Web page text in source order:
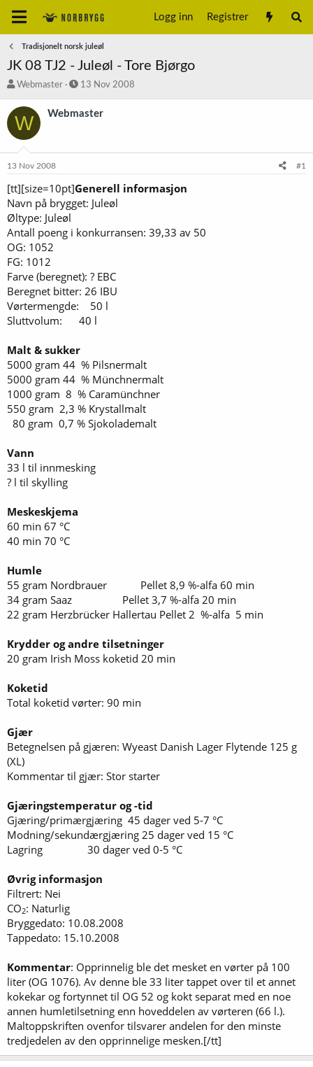
Logg inn Registrer
Tradisjonelt norsk juleøl
JK 08 TJ2 - Juleøl - Tore Bjørgo
T
å
d
t
r
Webmaster
S
a
o
13 Nov 2008
W Webmaster
13 Nov 2008 #1
[tt][size=10pt]Generell informasjon
Navn på brygget: Juleøl
Øltype: Juleøl
Antall poeng i konkurransen: 39,33 av 50
OG: 1052
FG: 1012
Farve (beregnet): ? EBC
Beregnet bitter: 26 IBU
Vørtermengde: 50 l
Sluttvolum: 40 l
Malt & sukker
5000 gram 44 % Pilsnermalt
5000 gram 44 % Münchnermalt
1000 gram 8 % Caramünchner
550 gram 2,3 % Krystallmalt
80 gram 0,7 % Sjokolademalt
Vann
33 l til innmesking
? l til skylling
Meskeskjema
60 min 67 °C
40 min 70 °C
Humle
55 gram Nordbrauer Pellet 8,9 %-alfa 60 min
34 gram Saaz Pellet 3,7 %-alfa 20 min
22 gram Herzbrücker Hallertau Pellet 2 %-alfa 5 min
Krydder og andre tilsetninger
20 gram Irish Moss koketid 20 min
Koketid
Total koketid vørter: 90 min
Gjær
Betegnelsen på gjæren: Wyeast Danish Lager Flytende 125 g
(XL)
Kommentar til gjær: Stor starter
Gjæringstemperatur og -tid
Gjæring/primærgjæring 45 dager ved 5-7 °C
Modning/sekundærgjæring 25 dager ved 15 °C
Lagring 30 dager ved 0-5 °C
Øvrig informasjon
Filtrert: Nei
CO2: Naturlig
Bryggedato: 10.08.2008
Tappedato: 15.10.2008
Kommentar: Opprinnelig ble det mesket en vørter på 100
liter (OG 1076). Av denne ble 33 liter tappet over til et annet
kokekar og fortynnet til OG 52 og kokt separat med en noe
annen humletilsetning enn hoveddelen av vørteren (66 l.).
Maltoppskriften ovenfor tilsvarer andelen for den minste
tredjedelen av den opprinnelige mesken.[/tt]